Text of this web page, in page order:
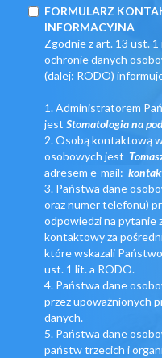
FORMULARZ
INFORMACYJNA
Zgodnie z art. 13 ust.
ochronie danych
(dalej: RODO)
1. Administratorem
jest Stomatologia na
2. Osobą kontaktową
osobowych jest
adresem e-mail:
3. Państwa dane
oraz numer telefonu)
odpowiedzi na pytanie
kontaktowy za
które wskazali
ust. 1 lit. a RODO.
4. Państwa dane
przez upoważnionych
danych.
5. Państwa dane
państw trzecich i